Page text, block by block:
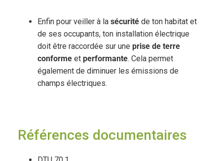
Enfin pour veiller à la sécuritéde ton habitat et
de ses occupants, ton installation électrique
doit être raccordée sur une prise de terre
conformeet performante. Cela permet
également de diminuer les émissions de
champs électriques.
Références documentaires